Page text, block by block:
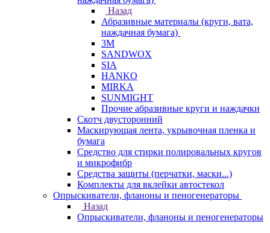
Назад
Абразивные материалы (круги, вата,
наждачная бумага)
3М
SANDWOX
SIA
HANKO
MIRKA
SUNMIGHT
Прочие абразивные круги и наждачки
Скотч двусторонний
Маскирующая лента, укрывочная пленка и
бумага
Средство для стирки полировальных кругов
и микрофибр
Средства защиты (перчатки, маски...)
Комплекты для вклейки автостекол
Опрыскиватели, фланоны и пеногенераторы
Назад
Опрыскиватели, фланоны и пеногенераторы